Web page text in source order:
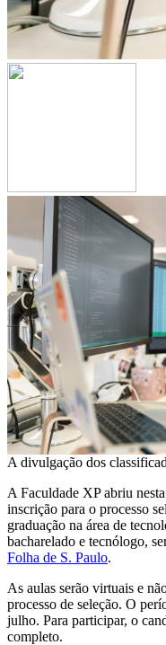
A divulgação dos
A Faculdade XP abriu
inscrição para o processo
graduação na área de
bacharelado e tecnólogo,
Folha de S. Paulo.
As aulas serão virtuais e
processo de seleção. O
julho. Para participar, o
completo.